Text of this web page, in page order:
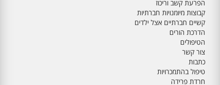
הפרעת קשב וריכוז
קבוצות מיומנויות חברתיות
קשיים חברתיים אצל ילדים
הדרכת הורים
הטיפולים
צור קשר
כתבות
טיפול בהתמכרויות
חרדת פרידה